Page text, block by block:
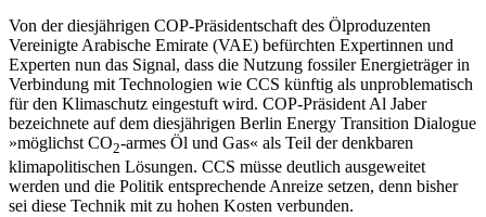
Von der diesjährigen COP-Präsidentschaft des Ölproduzenten
Vereinigte Arabische Emirate (VAE) befürchten Expertinnen und
Experten nun das Signal, dass die Nutzung fossiler Energieträger in
Verbindung mit Technologien wie CCS künftig als unprob­lematisch
für den Klimaschutz eingestuft wird. COP-Präsident Al Jaber
bezeichnete auf dem diesjährigen Berlin Energy Transi­tion Dialogue
»möglichst CO2-armes Öl und Gas« als Teil der denkbaren
klimapoliti­schen Lösungen. CCS müsse deutlich ausge­weitet
werden und die Politik entspre­chen­de Anreize setzen, denn bisher
sei diese Technik mit zu hohen Kosten ver­bunden.